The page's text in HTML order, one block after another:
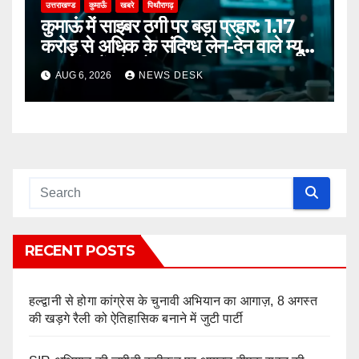
उत्तराखण्ड कुमाऊँ खबरे पिथौरागढ़
कुमाऊं में साइबर ठगी पर बड़ा प्रहार: 1.17
करोड़ से अधिक के संदिग्ध लेन-देन वाले म्यूल
अकाउंट गैंग के दो सदस्य गिरफ्तार
AUG 6, 2026 NEWS DESK
RECENT POSTS
हल्द्वानी से होगा कांग्रेस के चुनावी अभियान का आगाज़, 8 अगस्त
की खड़गे रैली को ऐतिहासिक बनाने में जुटी पार्टी